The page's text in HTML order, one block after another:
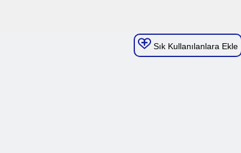
Sık Kullanılanlara Ekle